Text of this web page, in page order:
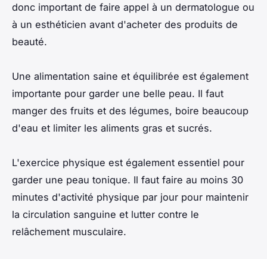
donc important de faire appel à un dermatologue ou
à un esthéticien avant d'acheter des produits de
beauté.
Une alimentation saine et équilibrée est également
importante pour garder une belle peau. Il faut
manger des fruits et des légumes, boire beaucoup
d'eau et limiter les aliments gras et sucrés.
L'exercice physique est également essentiel pour
garder une peau tonique. Il faut faire au moins 30
minutes d'activité physique par jour pour maintenir
la circulation sanguine et lutter contre le
relâchement musculaire.